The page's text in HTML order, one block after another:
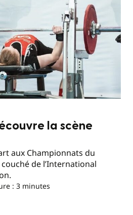
la scène
aux Championnats du
de l’International
: 3 minutes